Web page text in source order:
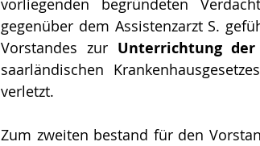
vorliegenden begründeten
gegenüber dem Assistenzarzt S.
Vorstandes zur Unterrichtung
saarländischen
verletzt.
Zum zweiten bestand für den